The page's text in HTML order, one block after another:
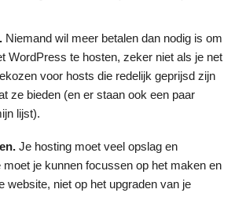
Niemand wil meer betalen dan nodig is om
WordPress te hosten, zeker niet als je net
voor hosts die redelijk geprijsd zijn
ze bieden (en er staan ook een paar
lijst).
Je hosting moet veel opslag en
moet je kunnen focussen op het maken en
website, niet op het upgraden van je